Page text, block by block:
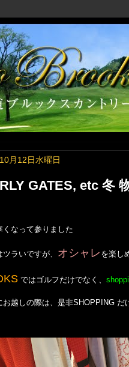
月12日水曜日
GATES, etc 冬
くなって参りました
ラいですが、 オシャレ を楽し
ではゴルフだけでなく、
お越しの際は、是非SHOPPING だ